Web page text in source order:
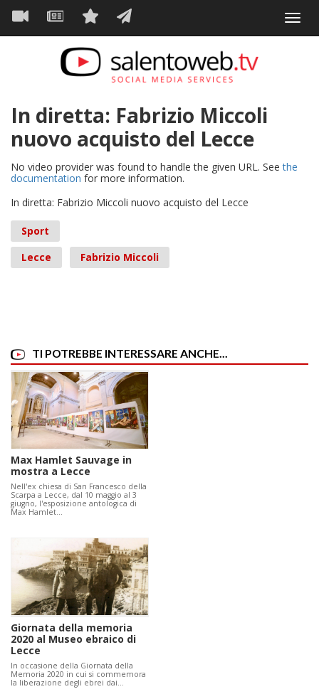
Salta
contenuto
Navigazione
principale
In diretta: Fabrizio Miccoli
nuovo acquisto del Lecce
No video provider was found to handle the given URL. Seethe
documentation for more information.
In diretta: Fabrizio Miccoli nuovo acquisto del Lecce
Sport
Lecce
Fabrizio Miccoli
TI POTREBBE INTERESSARE ANCHE...
Max Hamlet Sauvage in
mostra a Lecce
Nell'ex chiesa di San Francesco della
Scarpa a Lecce, dal 10 maggio al 3
giugno, l'esposizione antologica di
Max Hamlet…
Giornata della memoria
2020 al Museo ebraico di
Lecce
In occasione della Giornata della
Memoria 2020 in cui si commemora
la liberazione degli ebrei dai…